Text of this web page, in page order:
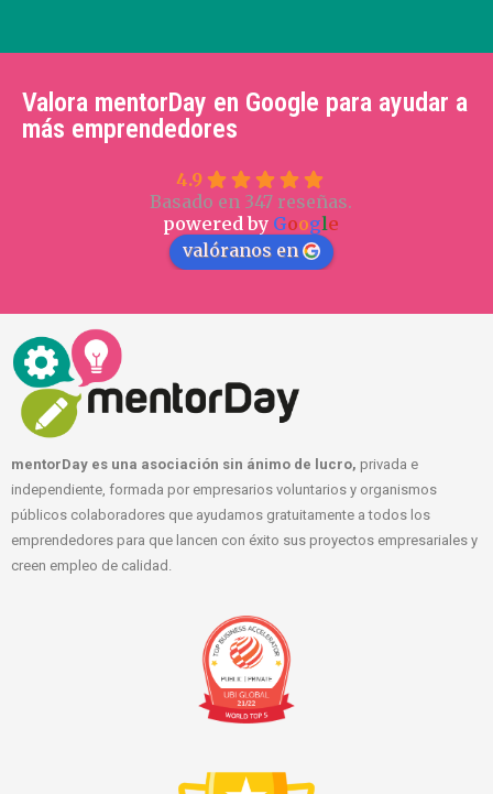
Valora mentorDay en Google para ayudar a
más emprendedores
4.9
Basado en 347 reseñas.
powered by Google
valóranos en
mentorDay es una asociación sin ánimo de lucro, privada e
independiente, formada por empresarios voluntarios y organismos
públicos colaboradores que ayudamos gratuitamente a todos los
emprendedores para que lancen con éxito sus proyectos empresariales y
creen empleo de calidad.